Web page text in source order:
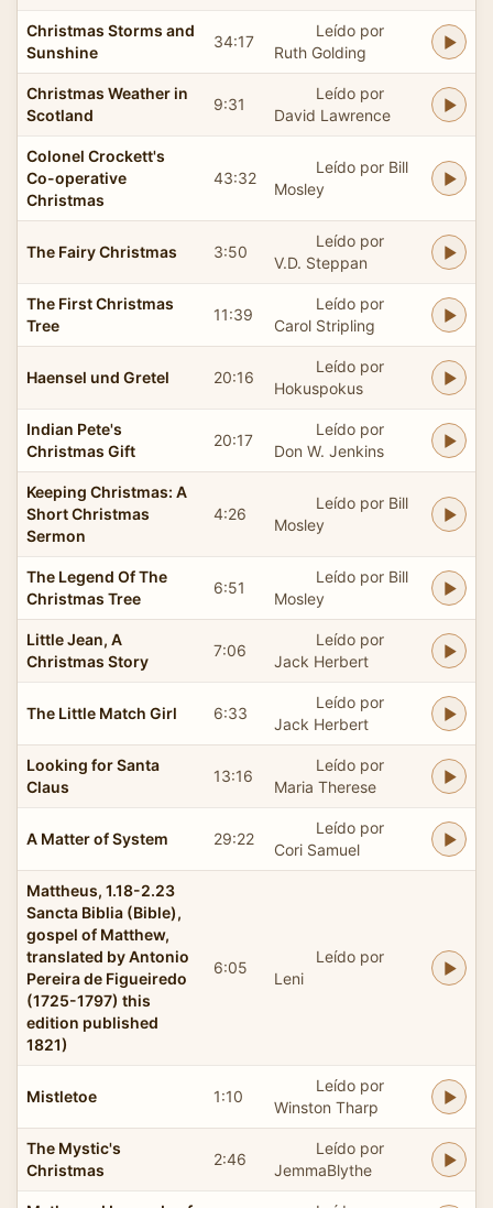
Christmas Storms and
Sunshine
34:17
Leído por
Ruth Golding
Christmas Weather in
Scotland
9:31
Leído por
David Lawrence
Colonel Crockett's
Co-operative
Christmas
43:32
Leído por Bill
Mosley
The Fairy Christmas 3:50
Leído por
V.D. Steppan
The First Christmas
Tree
11:39
Leído por
Carol Stripling
Haensel und Gretel 20:16
Leído por
Hokuspokus
Indian Pete's
Christmas Gift
20:17
Leído por
Don W. Jenkins
Keeping Christmas: A
Short Christmas
Sermon
4:26
Leído por Bill
Mosley
The Legend Of The
Christmas Tree
6:51
Leído por Bill
Mosley
Little Jean, A
Christmas Story
7:06
Leído por
Jack Herbert
The Little Match Girl 6:33
Leído por
Jack Herbert
Looking for Santa
Claus
13:16
Leído por
Maria Therese
A Matter of System 29:22
Leído por
Cori Samuel
Mattheus, 1.18-2.23
Sancta Biblia (Bible),
gospel of Matthew,
translated by Antonio
Pereira de Figueiredo
(1725-1797) this
edition published
1821)
6:05
Leído por
Leni
Mistletoe 1:10
Leído por
Winston Tharp
The Mystic's
Christmas
2:46
Leído por
JemmaBlythe